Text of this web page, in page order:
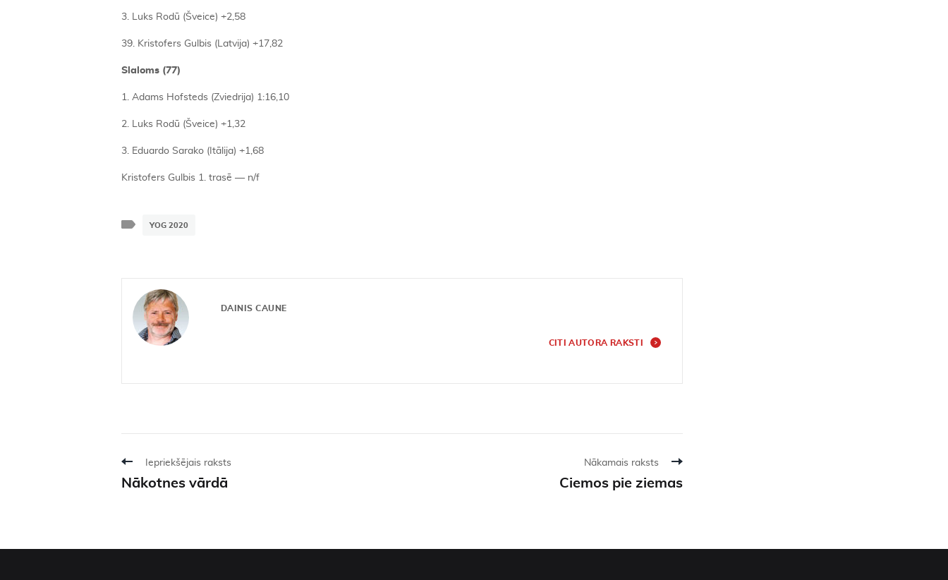
3. Luks Rodū (Šveice) +2,58
39. Kristofers Gulbis (Latvija) +17,82
Slaloms (77)
1. Adams Hofsteds (Zviedrija) 1:16,10
2. Luks Rodū (Šveice) +1,32
3. Eduardo Sarako (Itālija) +1,68
Kristofers Gulbis 1. trasē — n/f
YOG 2020
DAINIS CAUNE
CITI AUTORA RAKSTI
Iepriekšējais raksts
Nākotnes vārdā
Nākamais raksts
Ciemos pie ziemas